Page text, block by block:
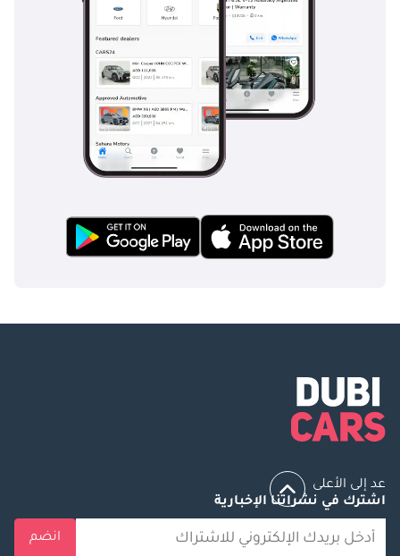
عد إلى الأعلى
اشترك في نشراتنا الإخبارية
انضم